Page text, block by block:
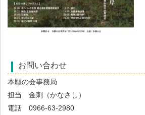
お問い合わせ
本願の会事務局
担当 金刺（かなさし）
電話 0966-63-2980